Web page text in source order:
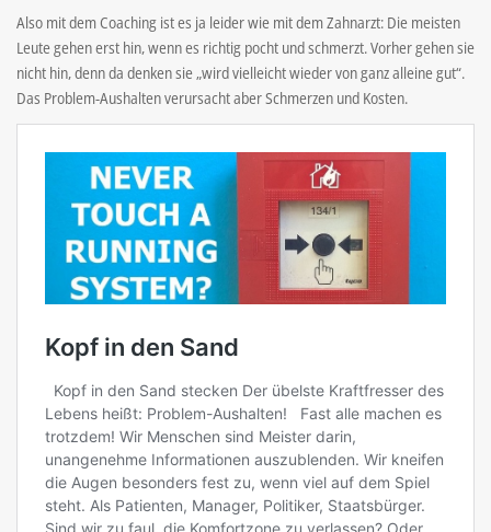
Also mit dem Coaching ist es ja leider wie mit dem Zahnarzt: Die meisten
Leute gehen erst hin, wenn es richtig pocht und schmerzt. Vorher gehen sie
nicht hin, denn da denken sie „wird vielleicht wieder von ganz alleine gut“.
Das Problem-Aushalten verursacht aber Schmerzen und Kosten.